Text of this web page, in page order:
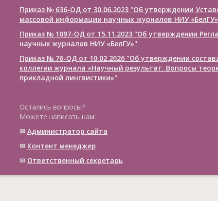
Приказ № 636-ОД от 30.06.2023 "Об утверждении
массовой информации научных журналов НИУ «БелГУ»
Приказ № 1097-ОД от 15.11.2023 "Об утверждении
научных журналов НИУ «БелГУ»"
Приказ № 76-ОД от 10.02.2026 "Об утверждении
коллегии журнала «Научный результат. Вопросы
прикладной лингвистики»"
Остались вопросы?
Можете написать нам:
✉ Администратор сайта
✉ Контент менеджер
✉ Ответственный cекретарь